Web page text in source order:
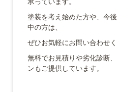
塗装を考え始めた方や、今
中の方は、
ぜひお気軽にお問い合わせく
無料でお見積りや劣化診断
ンもご提供しています。